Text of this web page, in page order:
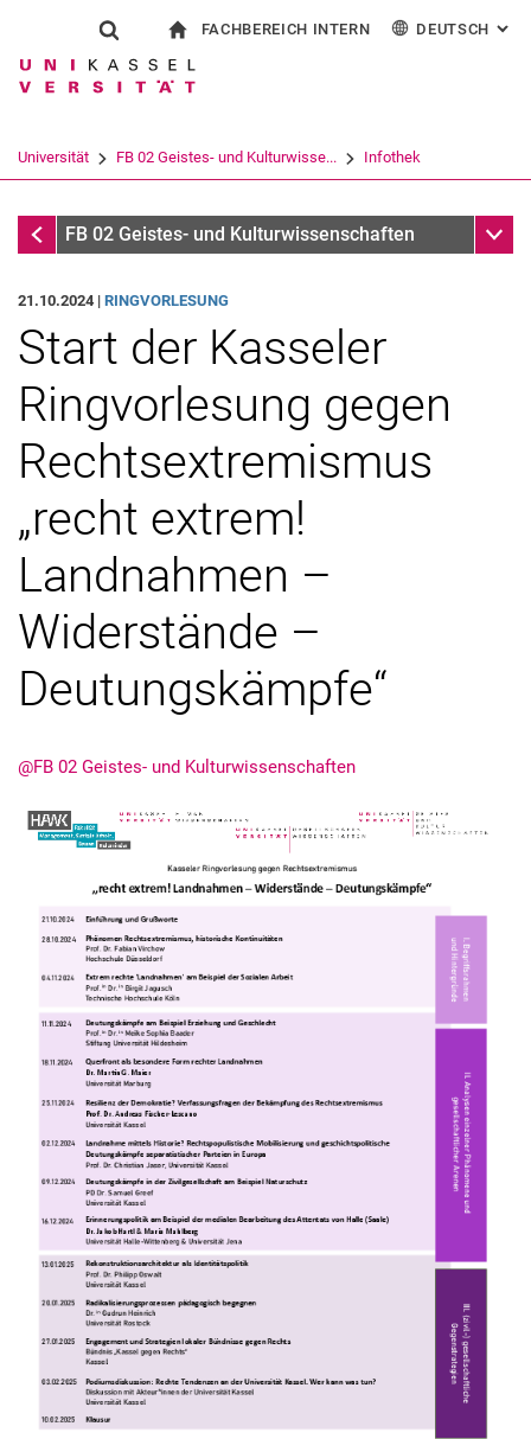
Springe direkt zu: Inhalt
Springe direkt zu: Suche
Springe direkt zu:
Suchformular
Suchbegriff
Suchen (öffnet externen Link in einem
FACHBEREICH INTERN DEUTSCH :
Universität FB 02 Geistes- und Kulturwisse... Infothek
InfothekFB 02 Geistes- und Kulturwissenschaften
21.10.2024 | RINGVORLESUNG
Start der Kasseler
Ringvorlesung gegen
Rechtsextremismus
„recht extrem!
Landnahmen –
Widerstände –
Deutungskämpfe“
@FB 02 Geistes- und Kulturwissenschaften